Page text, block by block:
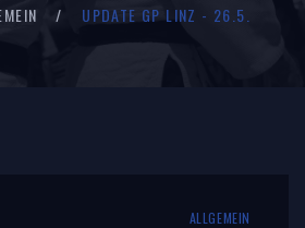
UPDATE GP LINZ - 26.5.
ALLGEMEIN